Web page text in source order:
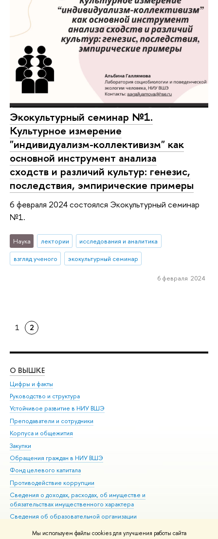
Мы используем файлы cookies для улучшения работы сайта
Экокультурный семинар №1.
Культурное измерение
"индивидуализм-коллективизм" как
основной инструмент анализа
сходств и различий культур: генезис,
последствия, эмпирические примеры
6 февраля 2024 состоялся Экокультурный семинар
№1.
Наука лектории
исследования и аналитика
взгляд ученого
экокультурный семинар
6 февраля 2024
1 2
О ВЫШКЕ
Цифры и факты
Руководство и структура
Устойчивое развитие в НИУ ВШЭ
Преподаватели и сотрудники
Корпуса и общежития
Закупки
Обращения граждан в НИУ ВШЭ
Фонд целевого капитала
Противодействие коррупции
Сведения о доходах, расходах, об имуществе и
обязательствах имущественного характера
Сведения об образовательной организации
Людям с ограниченными возможностями здоровья